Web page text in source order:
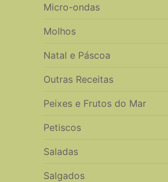
Micro-ondas
Molhos
Natal e Páscoa
Outras Receitas
Peixes e Frutos do Mar
Petiscos
Saladas
Salgados